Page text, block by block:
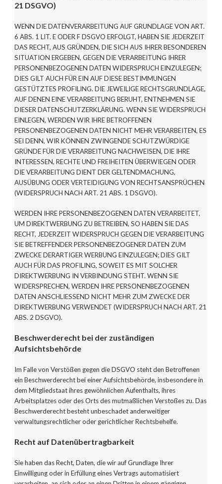
21 DSGVO)
WENN DIE DATENVERARBEITUNG AUF GRUNDLAGE VON ART.
6 ABS. 1 LIT. E ODER F DSGVO ERFOLGT, HABEN SIE JEDERZEIT
DAS RECHT, AUS GRÜNDEN, DIE SICH AUS IHRER BESONDEREN
SITUATION ERGEBEN, GEGEN DIE VERARBEITUNG IHRER
PERSONENBEZOGENEN DATEN WIDERSPRUCH EINZULEGEN;
DIES GILT AUCH FÜR EIN AUF DIESE BESTIMMUNGEN
GESTÜTZTES PROFILING. DIE JEWEILIGE RECHTSGRUNDLAGE,
AUF DENEN EINE VERARBEITUNG BERUHT, ENTNEHMEN SIE
DIESER DATENSCHUTZERKLÄRUNG. WENN SIE WIDERSPRUCH
EINLEGEN, WERDEN WIR IHRE BETROFFENEN
PERSONENBEZOGENEN DATEN NICHT MEHR VERARBEITEN, ES
SEI DENN, WIR KÖNNEN ZWINGENDE SCHUTZWÜRDIGE
GRÜNDE FÜR DIE VERARBEITUNG NACHWEISEN, DIE IHRE
INTERESSEN, RECHTE UND FREIHEITEN ÜBERWIEGEN ODER
DIE VERARBEITUNG DIENT DER GELTENDMACHUNG,
AUSÜBUNG ODER VERTEIDIGUNG VON RECHTSANSPRÜCHEN
(WIDERSPRUCH NACH ART. 21 ABS. 1 DSGVO).
WERDEN IHRE PERSONENBEZOGENEN DATEN VERARBEITET,
UM DIREKTWERBUNG ZU BETREIBEN, SO HABEN SIE DAS
RECHT, JEDERZEIT WIDERSPRUCH GEGEN DIE VERARBEITUNG
SIE BETREFFENDER PERSONENBEZOGENER DATEN ZUM
ZWECKE DERARTIGER WERBUNG EINZULEGEN; DIES GILT
AUCH FÜR DAS PROFILING, SOWEIT ES MIT SOLCHER
DIREKTWERBUNG IN VERBINDUNG STEHT. WENN SIE
WIDERSPRECHEN, WERDEN IHRE PERSONENBEZOGENEN
DATEN ANSCHLIESSEND NICHT MEHR ZUM ZWECKE DER
DIREKTWERBUNG VERWENDET (WIDERSPRUCH NACH ART. 21
ABS. 2 DSGVO).
Beschwerderecht bei der zuständigen
Aufsichtsbehörde
Im Falle von Verstößen gegen die DSGVO steht den Betroffenen
ein Beschwerderecht bei einer Aufsichtsbehörde, insbesondere in
dem Mitgliedstaat ihres gewöhnlichen Aufenthalts, ihres
Arbeitsplatzes oder des Orts des mutmaßlichen Verstoßes zu. Das
Beschwerderecht besteht unbeschadet anderweitiger
verwaltungsrechtlicher oder gerichtlicher Rechtsbehelfe.
Recht auf Datenübertragbarkeit
Sie haben das Recht, Daten, die wir auf Grundlage Ihrer
Einwilligung oder in Erfüllung eines Vertrags automatisiert